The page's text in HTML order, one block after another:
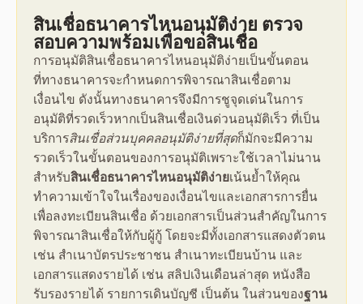
สินเชื่อธนาคารไหนอนุมัติง่าย ตรวจ
สอบความพร้อมเพื่อขอสินเชื่อ
การอนุมัติสินเชื่อธนาคารไหนอนุมัติง่ายเป็นขั้นตอน
ที่ทางธนาคารจะกำหนดการพิจารณาสินเชื่อตาม
เงื่อนไข ดังนั้นทางธนาคารจึงมีการชูจุดเด่นในการ
อนุมัติที่รวดเร็วหากเป็นสินเชื่อเงินด่วนอนุมัติเร็ว ที่เป็น
บริการสินเชื่อส่วนบุคคลอนุมัติง่ายที่สุดก็มักจะมีความ
รวดเร็วในขั้นตอนของการอนุมัติเพราะใช้เวลาไม่นาน
สำหรับสินเชื่อธนาคารไหนอนุมัติง่ายเน้นย้ำให้คุณ
ทำความเข้าใจในเรื่องของเงื่อนไขและเอกสารการยื่น
เพื่อลงทะเบียนสินเชื่อ ด้วยเอกสารเป็นส่วนสำคัญในการ
พิจารณาสินเชื่อให้กับผู้กู้ โดยจะมีทั้งเอกสารแสดงตัวตน
เช่น สำเนาบัตรประชาชน สำเนาทะเบียนบ้าน และ
เอกสารแสดงรายได้ เช่น สลิปเงินเดือนล่าสุด หนังสือ
รับรองรายได้ รายการเดินบัญชี เป็นต้น ในส่วนของฐาน